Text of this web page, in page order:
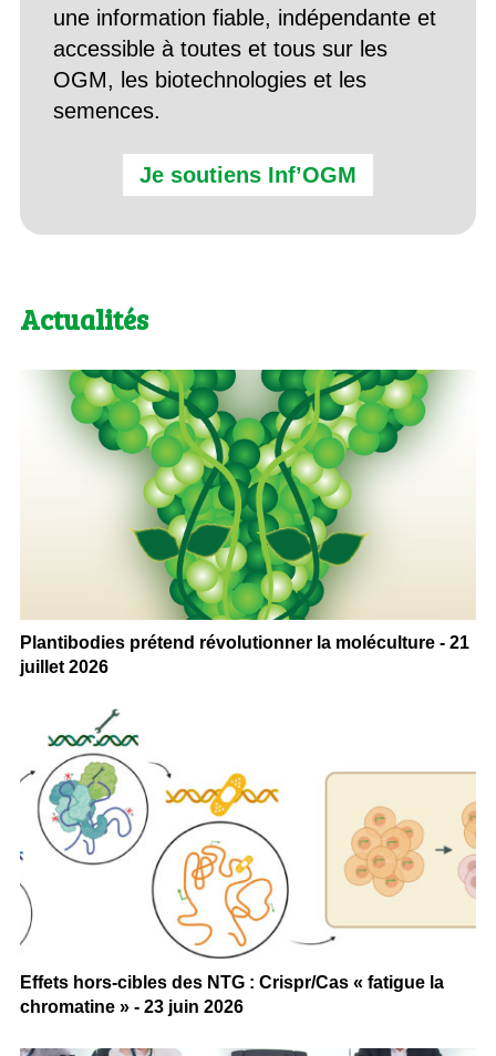
une information fiable, indépendante et
accessible à toutes et tous sur les
OGM, les biotechnologies et les
semences.
Je soutiens Inf’OGM
Actualités
Plantibodies prétend révolutionner la moléculture - 21
juillet 2026
Effets hors-cibles des NTG : Crispr/Cas « fatigue la
chromatine » - 23 juin 2026